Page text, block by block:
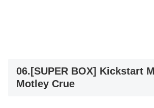
06.[SUPER BOX] Kickstart
Motley Crue